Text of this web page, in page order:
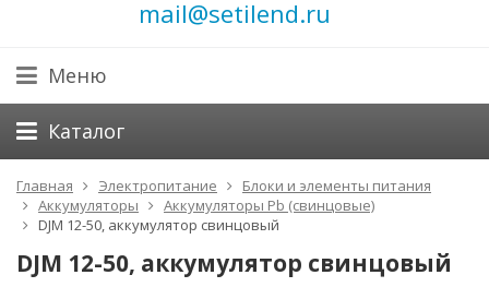
mail@setilend.ru
Меню
Каталог
Главная Электропитание
Блоки и элементы питания
Аккумуляторы
Аккумуляторы Pb (свинцовые)
DJM 12-50, аккумулятор свинцовый
DJM 12-50, аккумулятор свинцовый